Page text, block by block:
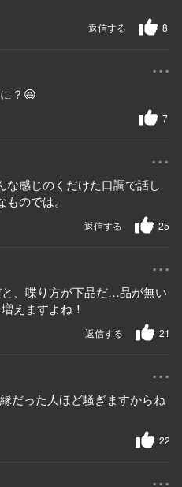
8
返信する
...
？😆
7
...
な感じのくだけた口調で話し
のでは。
25
返信する
...
、喋り方が下品だ…品が無い
えますよね！
21
返信する
...
だった人ほど騒ぎますからね
22
...